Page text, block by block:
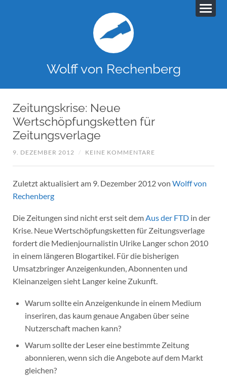
Wolff von Rechenberg
Zeitungskrise: Neue
Wertschöpfungsketten für
Zeitungsverlage
9. DEZEMBER 2012 / KEINE KOMMENTARE
Zuletzt aktualisiert am 9. Dezember 2012 von Wolff von
Rechenberg
Die Zeitungen sind nicht erst seit demAus der FTDin der
Krise. Neue Wertschöpfungsketten für Zeitungsverlage
fordert die Medienjournalistin Ulrike Langer schon 2010
in einem längeren Blogartikel. Für die bisherigen
Umsatzbringer Anzeigenkunden, Abonnenten und
Kleinanzeigen sieht Langer keine Zukunft.
Warum sollte ein Anzeigenkunde in einem Medium
inseriren, das kaum genaue Angaben über seine
Nutzerschaft machen kann?
Warum sollte der Leser eine bestimmte Zeitung
abonnieren, wenn sich die Angebote auf dem Markt
gleichen?